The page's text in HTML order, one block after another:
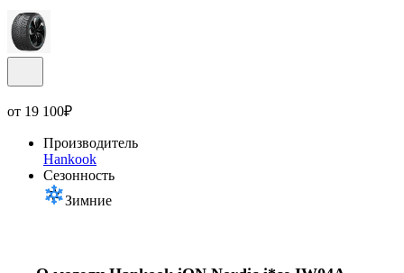
от 19 100₽
Производитель
Hankook
Сезонность
Зимние